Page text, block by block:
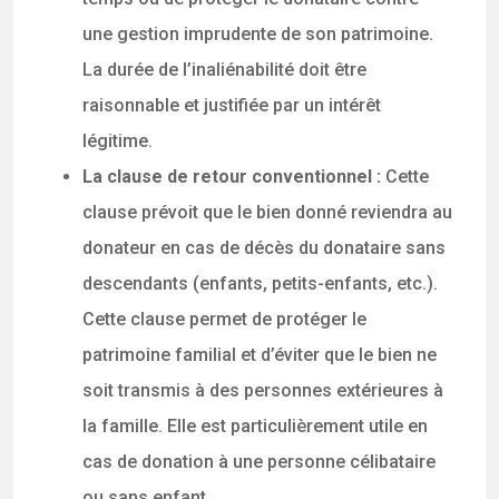
une gestion imprudente de son patrimoine.
La durée de l’inaliénabilité doit être
raisonnable et justifiée par un intérêt
légitime.
La clause de retour conventionnel : Cette
clause prévoit que le bien donné reviendra au
donateur en cas de décès du donataire sans
descendants (enfants, petits-enfants, etc.).
Cette clause permet de protéger le
patrimoine familial et d’éviter que le bien ne
soit transmis à des personnes extérieures à
la famille. Elle est particulièrement utile en
cas de donation à une personne célibataire